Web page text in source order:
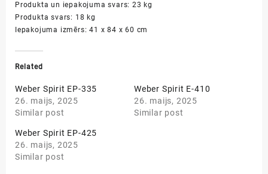
Produkta un iepakojuma svars: 23 kg
Produkta svars: 18 kg
Iepakojuma izmērs: 41 x 84 x 60 cm
Related
Weber Spirit EP-335
26. maijs, 2025
Similar post
Weber Spirit E-410
26. maijs, 2025
Similar post
Weber Spirit EP-425
26. maijs, 2025
Similar post